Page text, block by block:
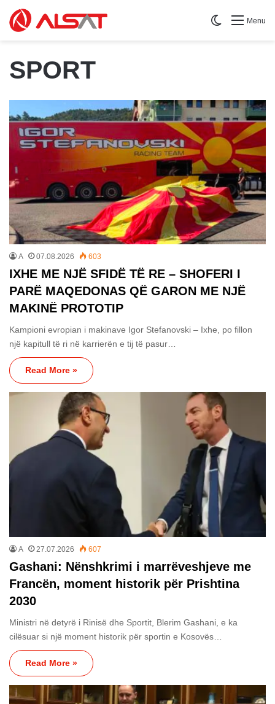
Menu
Switch skin
SPORT
A 07.08.2026 603
IXHE ME NJË SFIDË TË RE – SHOFERI I
PARË MAQEDONAS QË GARON ME NJË
MAKINË PROTOTIP
Kampioni evropian i makinave Igor Stefanovski – Ixhe, po fillon
një kapitull të ri në karrierën e tij të pasur…
Read More »
A 27.07.2026 607
Gashani: Nënshkrimi i marrëveshjeve me
Francën, moment historik për Prishtina
2030
Ministri në detyrë i Rinisë dhe Sportit, Blerim Gashani, e ka
cilësuar si një moment historik për sportin e Kosovës…
Read More »